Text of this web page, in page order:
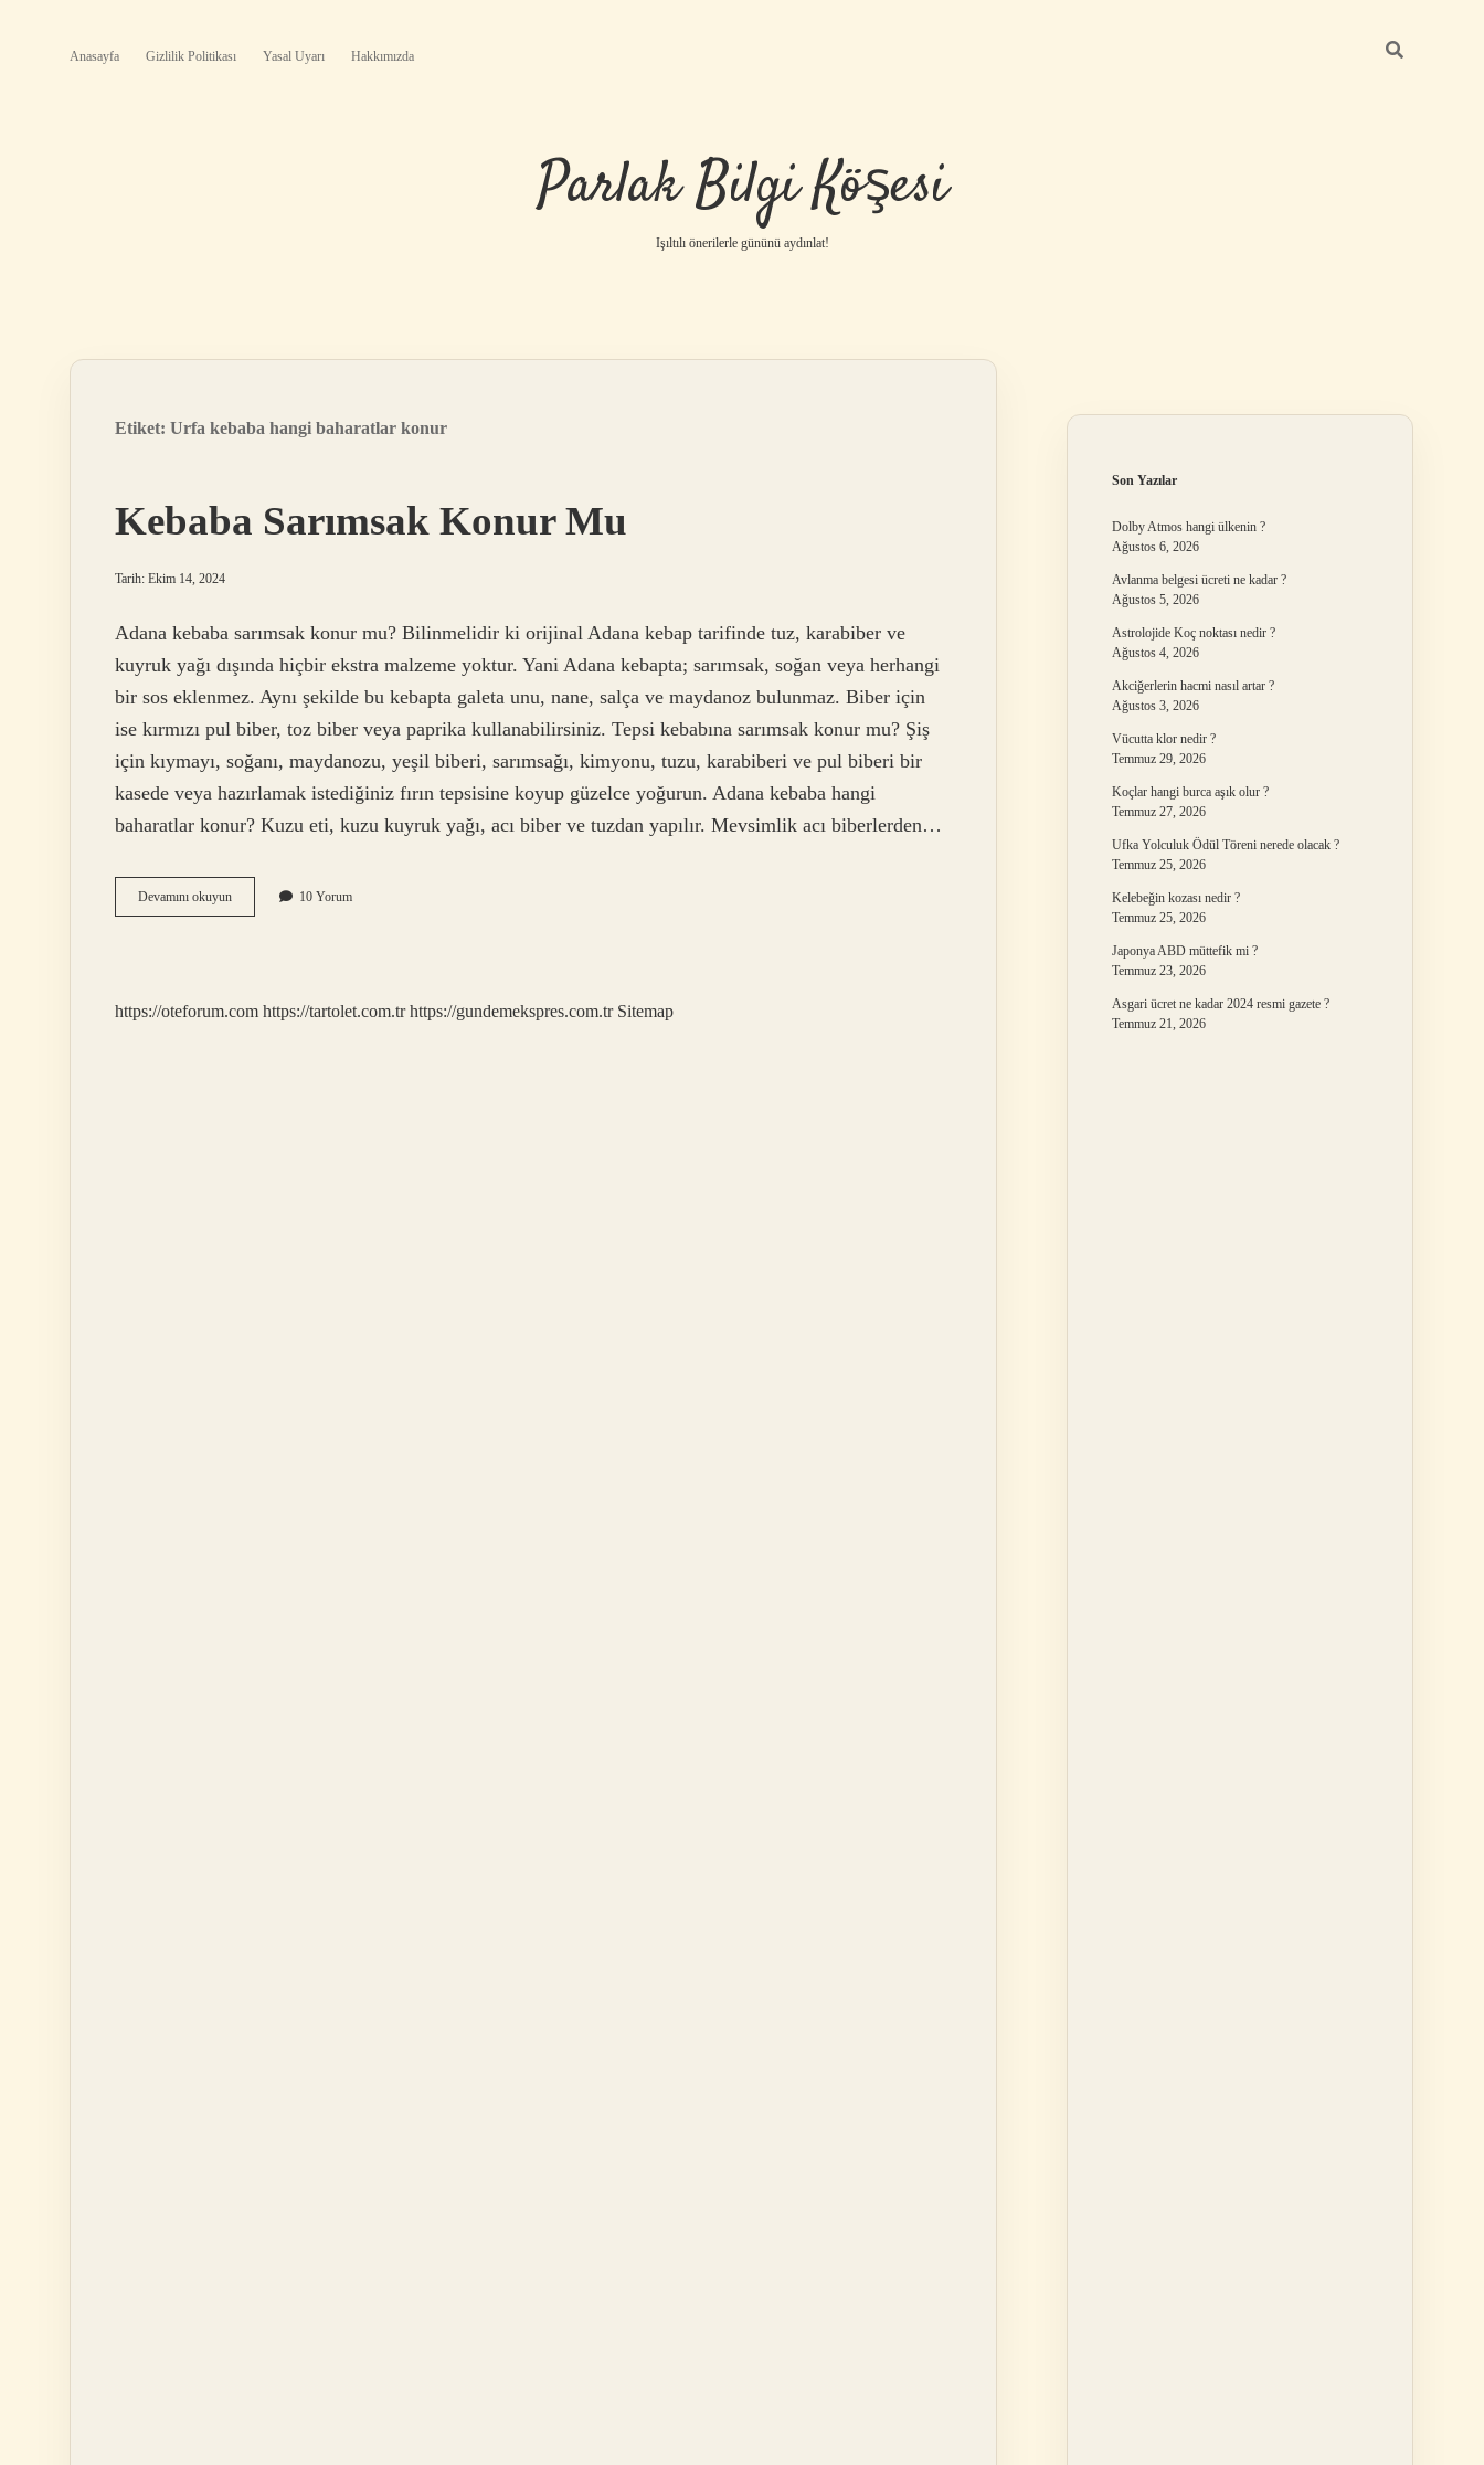
Anasayfa Gizlilik Politikası Yasal Uyarı Hakkımızda
Parlak Bilgi Köşesi
Işıltılı önerilerle gününü aydınlat!
Etiket: Urfa kebaba hangi baharatlar konur
Kebaba Sarımsak Konur Mu
Tarih: Ekim 14, 2024
Adana kebaba sarımsak konur mu? Bilinmelidir ki orijinal Adana kebap tarifinde tuz, karabiber ve
kuyruk yağı dışında hiçbir ekstra malzeme yoktur. Yani Adana kebapta; sarımsak, soğan veya herhangi
bir sos eklenmez. Aynı şekilde bu kebapta galeta unu, nane, salça ve maydanoz bulunmaz. Biber için
ise kırmızı pul biber, toz biber veya paprika kullanabilirsiniz. Tepsi kebabına sarımsak konur mu? Şiş
için kıymayı, soğanı, maydanozu, yeşil biberi, sarımsağı, kimyonu, tuzu, karabiberi ve pul biberi bir
kasede veya hazırlamak istediğiniz fırın tepsisine koyup güzelce yoğurun. Adana kebaba hangi
baharatlar konur? Kuzu eti, kuzu kuyruk yağı, acı biber ve tuzdan yapılır. Mevsimlik acı biberlerden…
Devamını okuyunKebaba
Sarımsak
10 Yorum
https://oteforum.com https://tartolet.com.tr https://gundemekspres.com.tr Sitemap
Son Yazılar
Dolby Atmos hangi ülkenin ?
Ağustos 6, 2026
Avlanma belgesi ücreti ne kadar ?
Ağustos 5, 2026
Astrolojide Koç noktası nedir ?
Ağustos 4, 2026
Akciğerlerin hacmi nasıl artar ?
Ağustos 3, 2026
Vücutta klor nedir ?
Temmuz 29, 2026
Koçlar hangi burca aşık olur ?
Temmuz 27, 2026
Ufka Yolculuk Ödül Töreni nerede olacak ?
Temmuz 25, 2026
Kelebeğin kozası nedir ?
Temmuz 25, 2026
Japonya ABD müttefik mi ?
Temmuz 23, 2026
Asgari ücret ne kadar 2024 resmi gazete ?
Temmuz 21, 2026